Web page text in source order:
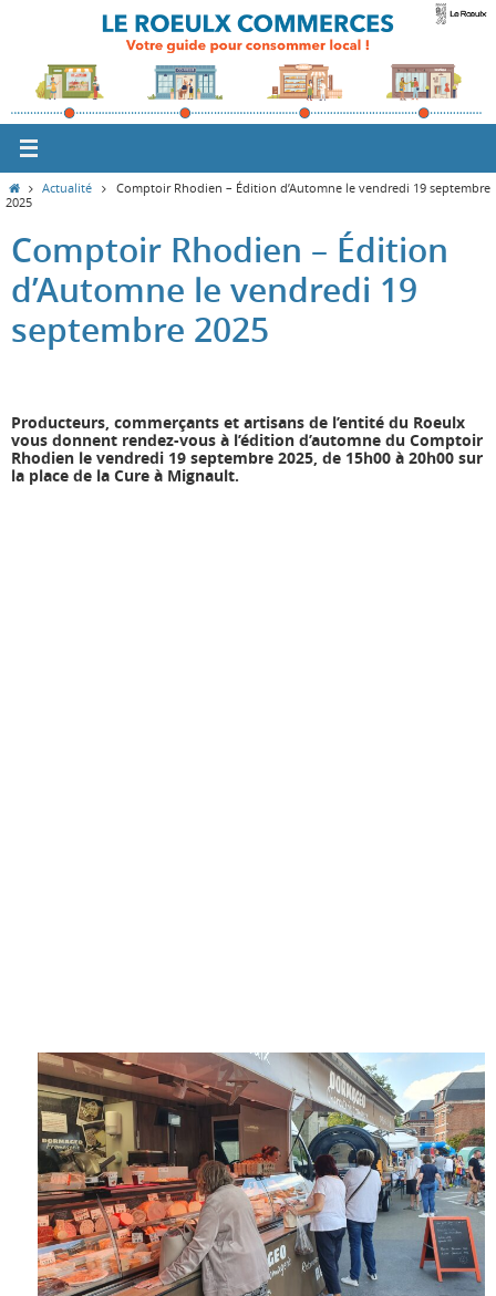
contenu
HomeActualité
Comptoir Rhodien – Édition d’Automne le vendredi 19 septembre
2025
Comptoir Rhodien – Édition
d’Automne le vendredi 19
septembre 2025
Producteurs, commerçants et artisans de l’entité du Roeulx
vous donnent rendez-vous à l’édition d’automne du Comptoir
Rhodien le vendredi 19 septembre 2025, de 15h00 à 20h00 sur
la place de la Cure à Mignault.